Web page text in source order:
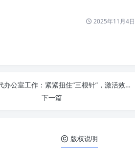
2025年11月4日
做好新时代办公室工作：紧紧扭住“三根针”，激活效能新引擎
下一篇
版权说明